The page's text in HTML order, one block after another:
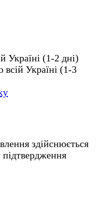
(1-2 дні)
всій Україні (1-3
здійснюється